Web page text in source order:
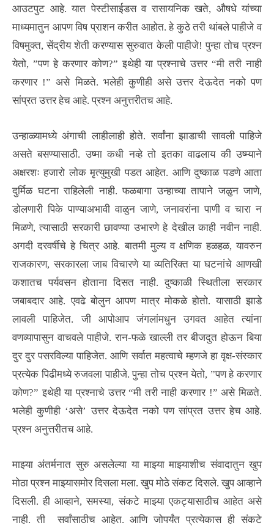
आउटपुट आहे. यात पेस्टीसाईडस व रासायनिक खते, औषधे यांच्या
माध्यमातुन आपण विष प्राशन करीत आहोत. हे कुठे तरी थांबले पाहीजे व
विषमुक्त, सेंद्रीय शेती करण्यास सुरुवात केली पाहीजे! पुन्हा तोच प्रश्न
येतो, ”पण हे करणार कोण?” इथेही या प्रश्नाचे उत्तर “मी तरी नाही
करणार !” असे मिळते. भलेही कुणीही असे उत्तर देऊदेत नको पण
सांप्रत उत्तर हेच आहे. प्रश्न अनुत्तरीतच आहे.
उन्हाळ्यामध्ये अंगाची लाहीलाही होते. सर्वांना झाडाची सावली पाहिजे
असते बसण्यासाठी. उष्मा कधी नव्हे तो इतका वाढलाय की उष्म्याने
अक्षरशः हजारो लोक मृत्युमुखी पडत आहेत. आणि दुष्काळ पडणे आता
दुर्मिळ घटना राहिलेली नाही. फळबागा उन्हाच्या तापाने जळुन जाणे,
डोलणारी पिके पाण्याअभावी वाळुन जाणे, जनावरांना पाणी व चारा न
मिळणे, त्यासाठी सरकारी छावण्या उभारणे हे देखील काही नवीन नाही.
अगदी दरवर्षीचे हे चित्र आहे. बातमी मुल्य व क्षणिक हळहळ, यावरुन
राजकारण, सरकारला जाब विचारणे या व्यतिरिक्त या घटनांचे आणखी
कशातच पर्यवसन होताना दिसत नाही. दुष्काळी स्थितीला सरकार
जबाबदार आहे. एवढे बोलुन आपण मात्र मोकळे होतो. यासाठी झाडे
लावली पाहिजेत. जी आपोआप जंगलांमधुन उगवत आहेत त्यांना
वणव्यापासुन वाचवले पाहीजे. रान-फळे खाल्ली तर बीजदुत होऊन बिया
दुर दुर पसरविल्या पाहिजेत. आणि सर्वात महत्वाचे म्हणजे हा वृक्ष-संस्कार
प्रत्येक पिढीमध्ये रुजवला पाहीजे. पुन्हा तोच प्रश्न येतो, ”पण हे करणार
कोण?” इथेही या प्रश्नाचे उत्तर “मी तरी नाही करणार !” असे मिळते.
भलेही कुणीही ‘असे’ उत्तर देऊदेत नको पण सांप्रत उत्तर हेच आहे.
प्रश्न अनुत्तरीतच आहे.
माझ्या अंतर्मनात सुरु असलेल्या या माझ्या माझ्याशीच संवादातुन खुप
मोठा प्रश्न माझ्यासमोर दिसला मला. खुप मोठे संकट दिसले. खुप आव्हाने
दिसली. ही आव्हाने, समस्या, संकटे माझ्या एकट्यासाठीच आहेत असे
नाही. ती सर्वांसाठीच आहेत. आणि जोपर्यंत प्रत्येकास ही संकटे